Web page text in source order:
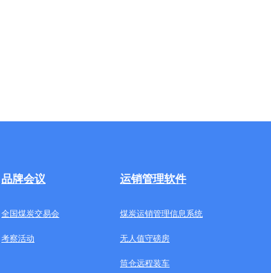
品牌会议 运销管理软件
全国煤炭交易会 煤炭运销管理信息系统
考察活动 无人值守磅房
筒仓远程装车